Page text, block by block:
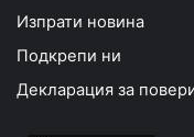
Изпрати новина
Подкрепи ни
Декларация за